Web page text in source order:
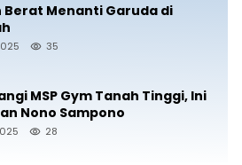
Berat Menanti Garuda di
35
MSP Gym Tanah Tinggi, Ini
Nono Sampono
28